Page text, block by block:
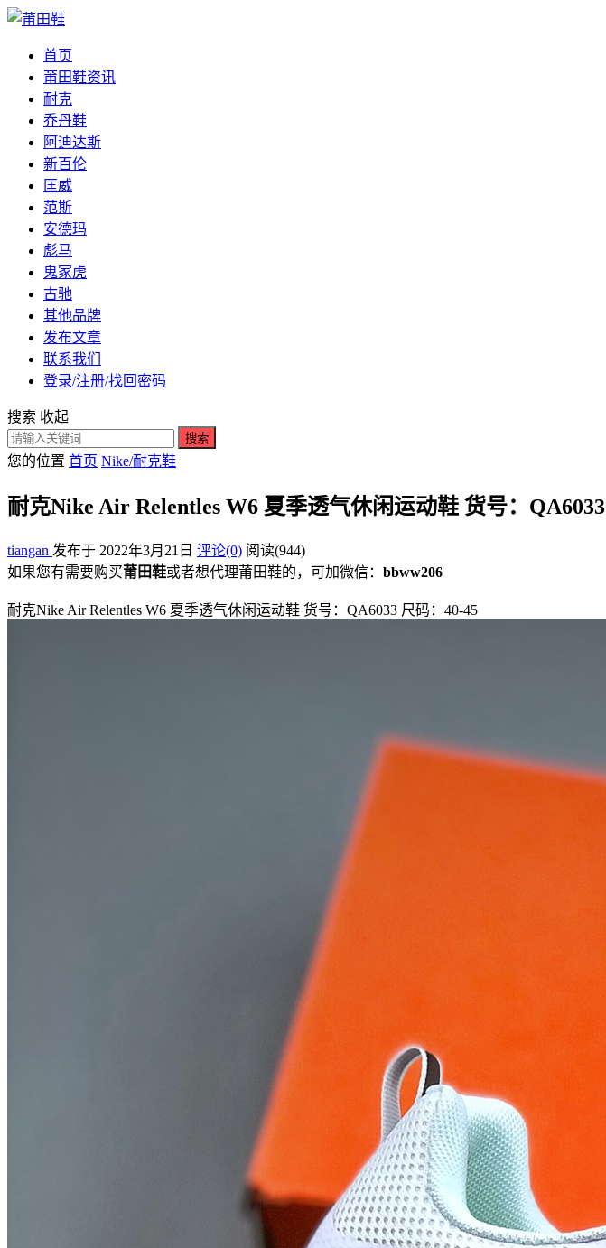
首页
莆田鞋资讯
耐克
乔丹鞋
阿迪达斯
新百伦
匡威
范斯
安德玛
彪马
鬼冢虎
古驰
其他品牌
发布文章
联系我们
登录/注册/找回密码
搜索 收起
搜索
您的位置 首页 Nike/耐克鞋
耐克Nike Air Relentles W6 夏季透气休闲运动鞋 货号：QA6033
tiangan 发布于 2022年3月21日 评论(0) 阅读(944)
如果您有需要购买莆田鞋或者想代理莆田鞋的，可加微信： bbww206
耐克Nike Air Relentles W6 夏季透气休闲运动鞋 货号：QA6033 尺码：40-45